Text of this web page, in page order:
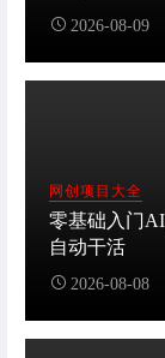
2026-08-09
网创项目大全
零基础入门
自动干活
2026-08-08